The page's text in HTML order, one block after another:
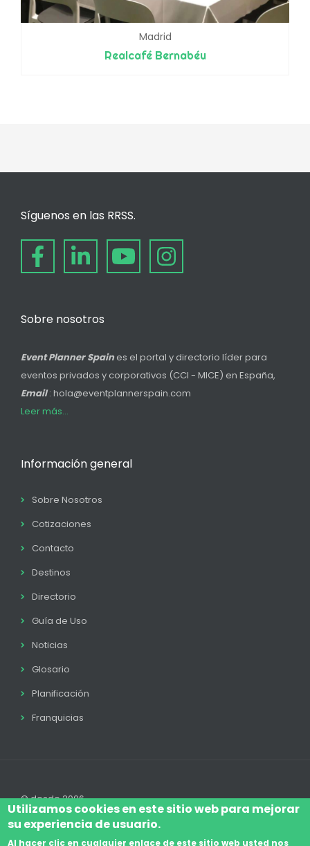
Madrid
Realcafé Bernabéu
Síguenos en las RRSS.
Sobre nosotros
Event Planner Spain es el portal y directorio líder para
eventos privados y corporativos (CCI - MICE) en España,
Email: hola@eventplannerspain.com
Leer más...
Información general
Sobre Nosotros
Cotizaciones
Contacto
Destinos
Directorio
Guía de Uso
Noticias
Glosario
Planificación
Franquicias
© desde 2006
Utilizamos cookies en este sitio web para mejorar
su experiencia de usuario.
Al hacer clic en cualquier enlace de este sitio web usted nos